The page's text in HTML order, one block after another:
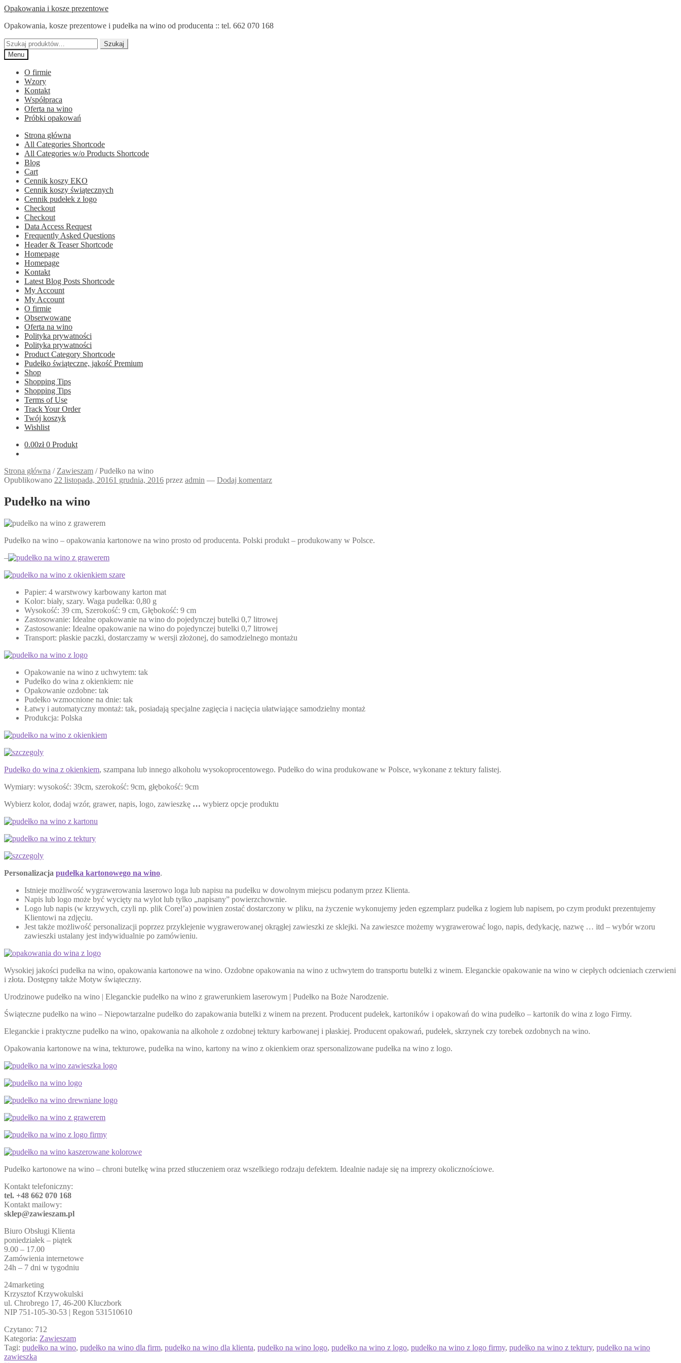
Przejdź
nawigacji
Przejdź
treści
Opakowania i kosze prezentowe
Opakowania, kosze prezentowe i pudełka na wino od producenta :: tel. 662 070 168
Szukaj:
Szukaj
Menu
O firmie
Wzory
Kontakt
Współpraca
Oferta na wino
Próbki opakowań
Strona główna
All Categories Shortcode
All Categories w/o Products Shortcode
Blog
Cart
Cennik koszy EKO
Cennik koszy świątecznych
Cennik pudełek z logo
Checkout
Checkout
Data Access Request
Frequently Asked Questions
Header & Teaser Shortcode
Homepage
Homepage
Kontakt
Latest Blog Posts Shortcode
My Account
My Account
O firmie
Obserwowane
Oferta na wino
Polityka prywatności
Polityka prywatności
Product Category Shortcode
Pudełko świąteczne, jakość Premium
Shop
Shopping Tips
Shopping Tips
Terms of Use
Track Your Order
Twój koszyk
Wishlist
0.00zł 0 Produkt
Strona główna / Zawieszam /Pudełko na wino
Opublikowano 22 listopada, 20161 grudnia, 2016 przez admin — Dodaj komentarz
Pudełko na wino
Pudełko na wino – opakowania kartonowe na wino prosto od producenta. Polski produkt – produkowany w Polsce.
–
Papier: 4 warstwowy karbowany karton mat
Kolor: biały, szary. Waga pudełka: 0,80 g
Wysokość: 39 cm, Szerokość: 9 cm, Głębokość: 9 cm
Zastosowanie: Idealne opakowanie na wino do pojedynczej butelki 0,7 litrowej
Zastosowanie: Idealne opakowanie na wino do pojedynczej butelki 0,7 litrowej
Transport: płaskie paczki, dostarczamy w wersji złożonej, do samodzielnego montażu
Opakowanie na wino z uchwytem: tak
Pudełko do wina z okienkiem: nie
Opakowanie ozdobne: tak
Pudełko wzmocnione na dnie: tak
Łatwy i automatyczny montaż: tak, posiadają specjalne zagięcia i nacięcia ułatwiające samodzielny montaż
Produkcja: Polska
Pudełko do wina z okienkiem, szampana lub innego alkoholu wysokoprocentowego. Pudełko do wina produkowane w Polsce, wykonane z tektury falistej.
Wymiary: wysokość: 39cm, szerokość: 9cm, głębokość: 9cm
Wybierz kolor, dodaj wzór, grawer, napis, logo, zawieszkę … wybierz opcje produktu
Personalizacja pudełka kartonowego na wino.
Istnieje możliwość wygrawerowania laserowo loga lub napisu na pudełku w dowolnym miejscu podanym przez Klienta.
Napis lub logo może być wycięty na wylot lub tylko „napisany” powierzchownie.
Logo lub napis (w krzywych, czyli np. plik Corel’a) powinien zostać dostarczony w pliku, na życzenie wykonujemy jeden egzemplarz pudełka z logiem lub napisem, po czym produkt prezentujemy
Klientowi na zdjęciu.
Jest także możliwość personalizacji poprzez przyklejenie wygrawerowanej okrągłej zawieszki ze sklejki. Na zawieszce możemy wygrawerować logo, napis, dedykację, nazwę … itd – wybór wzoru
zawieszki ustalany jest indywidualnie po zamówieniu.
Wysokiej jakości pudełka na wino, opakowania kartonowe na wino. Ozdobne opakowania na wino z uchwytem do transportu butelki z winem. Eleganckie opakowanie na wino w ciepłych odcieniach czerwieni
i złota. Dostępny także Motyw świąteczny.
Urodzinowe pudełko na wino | Eleganckie pudełko na wino z grawerunkiem laserowym | Pudełko na Boże Narodzenie.
Świąteczne pudełko na wino – Niepowtarzalne pudełko do zapakowania butelki z winem na prezent. Producent pudełek, kartoników i opakowań do wina pudełko – kartonik do wina z logo Firmy.
Eleganckie i praktyczne pudełko na wino, opakowania na alkohole z ozdobnej tektury karbowanej i płaskiej. Producent opakowań, pudełek, skrzynek czy torebek ozdobnych na wino.
Opakowania kartonowe na wina, tekturowe, pudełka na wino, kartony na wino z okienkiem oraz spersonalizowane pudełka na wino z logo.
Pudełko kartonowe na wino – chroni butelkę wina przed stłuczeniem oraz wszelkiego rodzaju defektem. Idealnie nadaje się na imprezy okolicznościowe.
Kontakt telefoniczny:
tel. +48 662 070 168
Kontakt mailowy:
sklep@zawieszam.pl
Biuro Obsługi Klienta
poniedziałek – piątek
9.00 – 17.00
Zamówienia internetowe
24h – 7 dni w tygodniu
24marketing
Krzysztof Krzywokulski
ul. Chrobrego 17, 46-200 Kluczbork
NIP 751-105-30-53 | Regon 531510610
Czytano: 712
Kategoria: Zawieszam
Tagi: pudełko na wino, pudełko na wino dla firm, pudełko na wino dla klienta, pudełko na wino logo, pudełko na wino z logo, pudełko na wino z logo firmy, pudełko na wino z tektury, pudełko na wino
zawieszka